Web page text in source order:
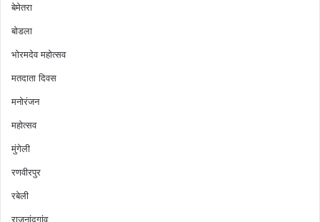
बेमेतरा
बोडला
भोरमदेव महोत्सव
मतदाता दिवस
मनोरंजन
महोत्सव
मुंगेली
रणवीरपुर
रबेली
राजनांदगांव